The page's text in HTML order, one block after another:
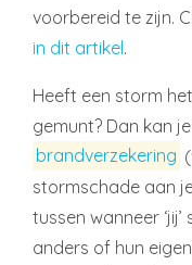
voorbereid te zijn.
in dit artikel.
Heeft een storm
gemunt? Dan kan
brandverzekering
stormschade aan
tussen wanneer
anders of hun